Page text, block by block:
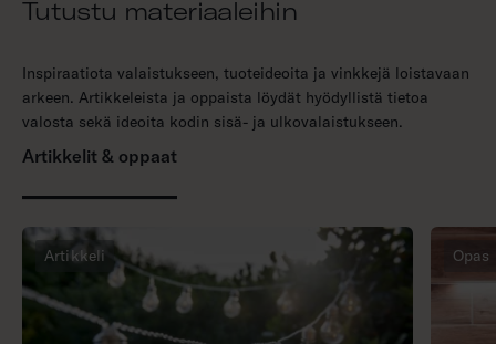
Tutustu materiaaleihin
Inspiraatiota valaistukseen, tuoteideoita ja vinkkejä loistavaan
arkeen. Artikkeleista ja oppaista löydät hyödyllistä tietoa
valosta sekä ideoita kodin sisä- ja ulkovalaistukseen.
Artikkelit & oppaat
Artikkeli Opas